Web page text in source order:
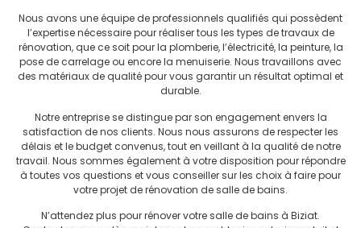
Nous avons une équipe de professionnels qualifiés qui possèdent
l’expertise nécessaire pour réaliser tous les types de travaux de
rénovation, que ce soit pour la plomberie, l’électricité, la peinture, la
pose de carrelage ou encore la menuiserie. Nous travaillons avec
des matériaux de qualité pour vous garantir un résultat optimal et
durable.
Notre entreprise se distingue par son engagement envers la
satisfaction de nos clients. Nous nous assurons de respecter les
délais et le budget convenus, tout en veillant à la qualité de notre
travail. Nous sommes également à votre disposition pour répondre
à toutes vos questions et vous conseiller sur les choix à faire pour
votre projet de rénovation de salle de bains.
N’attendez plus pour rénover votre salle de bains à Biziat.